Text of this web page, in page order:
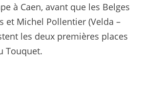
à Caen, avant que les Belges
et Michel Pollentier (Velda –
les deux premières places
Touquet.